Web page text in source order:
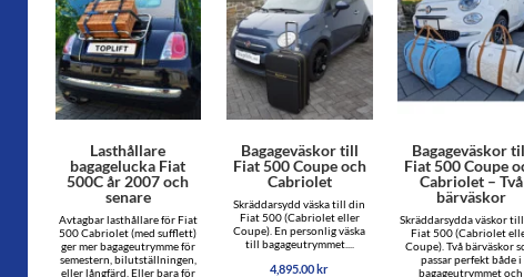
Lasthållare
bagagelucka Fiat
500C år 2007 och
senare
Avtagbar lasthållare för Fiat
500 Cabriolet (med sufflett)
ger mer bagageutrymme för
semestern, bilutställningen,
eller långfärd. Eller bara för
Bagageväskor till
Fiat 500 Coupe och
Cabriolet
Skräddarsydd väska till din
Fiat 500 (Cabriolet eller
Coupe). En personlig väska
till bagageutrymmet....
4,895.00kr
Bagageväskor
Fiat 500 Coupe
Cabriolet – Två
bärväskor
Skräddarsydda väskor
Fiat 500 (Cabriolet
Coupe). Två bärväskor
passar perfekt både i
bagageutrymmet och